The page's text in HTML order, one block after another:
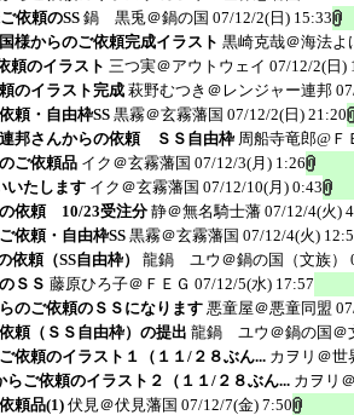
依頼のSS 鍋 黒兎＠鍋の国 07/12/2(日) 15:33
様からのご依頼完成イラスト 黒崎克哉＠海法よ
頼のイラスト 三つ実＠アウトウェイ 07/12/2(日)
のイラスト完成 萩野むつき＠レンジャー連邦
頼・自由枠SS 黒霧＠玄霧藩国 07/12/2(日) 21:20
邦さんからの依頼 ＳＳ自由枠 周船寺竜郎@Ｆ
ご依頼品 イク＠玄霧藩国 07/12/3(月) 1:26
いたします イク＠玄霧藩国 07/12/10(月) 0:43
依頼 10/23受注分 静＠無名騎士藩 07/12/4(火)
依頼・自由枠SS 黒霧＠玄霧藩国 07/12/4(火)
依頼（SS自由枠）
龍鍋 ユウ＠鍋の国（文族）
ＳＳ 藤原ひろ子＠ＦＥＧ 07/12/5(水) 17:57
のご依頼のＳＳになります 悪童屋＠悪童同盟
頼（ＳＳ自由枠）の提出 龍鍋 ユウ＠鍋の国＠
依頼のイラスト１（１１/２８ぶん... カヲリ＠世
らご依頼のイラスト２（１１/２８ぶん... カヲリ
頼品(1)伏見＠伏見藩国 07/12/7(金) 7:50